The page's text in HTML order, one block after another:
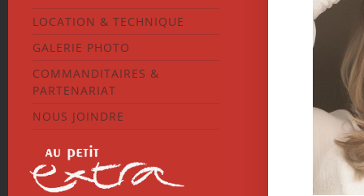
LOCATION & TECHNIQUE
GALERIE PHOTO
COMMANDITAIRES &
PARTENARIAT
NOUS JOINDRE